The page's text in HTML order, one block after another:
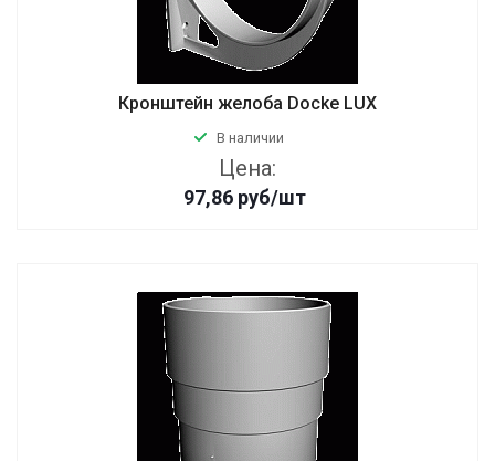
Кронштейн желоба Docke LUX
В наличии
Цена:
97,86 руб/шт